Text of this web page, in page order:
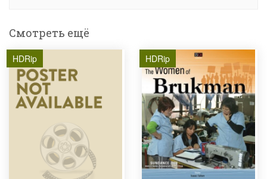
Смотреть ещё
HDRip HDRip